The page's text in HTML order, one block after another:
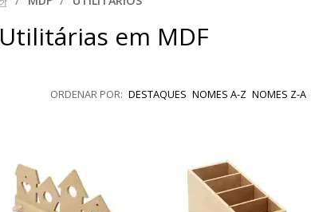
em MDF
DESTAQUES NOMES A-Z NOMES Z-A